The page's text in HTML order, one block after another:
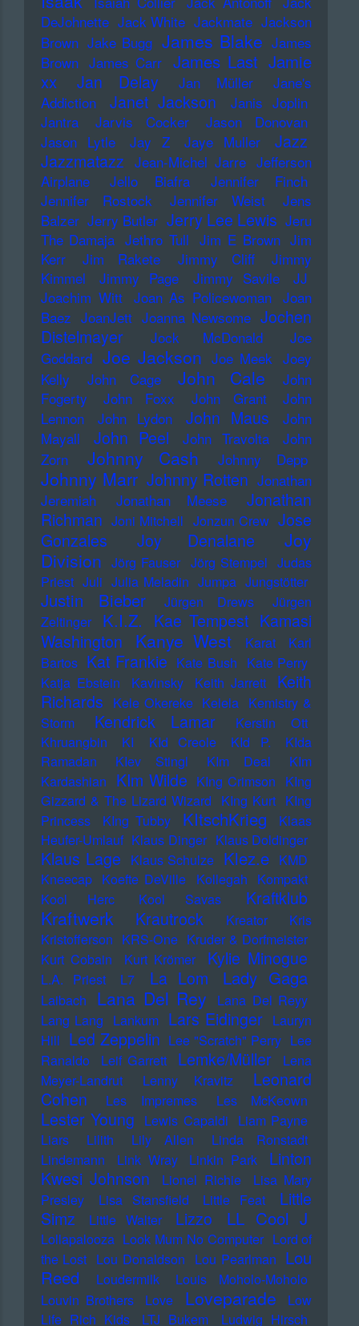
DeJohnette Jack White Jackmate Jackson
Brown Jake Bugg James Blake James
Brown James Carr James Last Jamie
xx
Jan Delay Jan Müller
Jane's
Addiction
Janet Jackson
Janis Joplin
Jantra
Jarvis Cocker
Jason Donovan
Jason Lytle
Jay Z Jaye Muller
Jazz
Jazzmatazz Jean-Michel Jarre Jefferson
Airplane
Jello Biafra
Jennifer Finch
Jennifer Rostock
Jennifer Weist
Jens
Balzer Jerry Butler Jerry Lee Lewis Jeru
The Damaja Jethro Tull Jim E Brown Jim
Kerr
Jim Rakete Jimmy Cliff
Jimmy
Kimmel
Jimmy Page Jimmy Savile
JJ
Joachim Witt Joan As Policewoman Joan
Baez JoanJett Joanna Newsome Jochen
Distelmayer
Jock McDonald
Joe
Goddard Joe Jackson Joe Meek Joey
Kelly
John Cage John Cale
John
Fogerty
John Foxx John Grant
John
Lennon
John Lydon John Maus
John
Mayall
John Peel John Travolta
John
Zorn
Johnny Cash Johnny Depp
Johnny Marr Johnny Rotten Jonathan
Jeremiah
Jonathan Meese
Jonathan
Richman Joni Mitchell Jonzun Crew Jose
Gonzales
Joy Denalane
Joy
Division Jörg Fauser Jörg Stempel Judas
Priest Juli Julia Meladin Jumpa Jungstötter
Justin Bieber Jürgen Drews
Jürgen
Zeltinger
K.I.Z. Kae Tempest Kamasi
Washington
Kanye West Karat
Karl
Bartos Kat Frankie Kate Bush Kate Perry
Katja Ebstein
Kavinsky Keith Jarrett
Keith
Richards Kele Okereke Kelela Kemistry &
Storm
Kendrick Lamar
Kerstin Ott
Khruangbin
KI KId Creole KId P.
KIda
Ramadan
KIev Stingl KIm Deal
KIm
Kardashian KIm Wilde KIng Crimson KIng
Gizzard & The Lizard Wizard KIng Kurt KIng
Princess
KIng Tubby KItschKrieg
Klaas
Heufer-Umlauf Klaus Dinger Klaus Doldinger
Klaus Lage Klaus Schulze Klez.e KMD
Kneecap Koefte DeVille Kollegah Kompakt
Kool Herc
Kool Savas Kraftklub
Kraftwerk Krautrock Kreator
Kris
Kristofferson KRS-One Kruder & Dorfmeister
Kurt Cobain
Kurt Krömer Kylie Minogue
L.A. Priest L7 La Lom Lady Gaga
Laibach Lana Del Rey
Lana Del Reyy
Lang Lang Lankum Lars Eidinger Lauryn
Hill Led Zeppelin Lee "Scratch" Perry Lee
Ranaldo
Leif Garrett Lemke/Müller
Lena
Meyer-Landrut
Lenny Kravitz
Leonard
Cohen
Les Impremes Les McKeown
Lester Young Lewis Capaldi Liam Payne
Liars
Lilith Lily Allen
Linda Ronstadt
Lindemann
Link Wray Linkin Park
Linton
Kwesi Johnson
Lionel Richie
Lisa Mary
Presley
Lisa Stansfield Little Feat
Little
Simz
Little Walter Lizzo LL Cool J
Lollapalooza Look Mum No Computer Lord of
the Lost Lou Donaldson Lou Pearlman Lou
Reed
Loudermilk
Louis Moholo-Moholo
Louvin Brothers
Love Loveparade
Low
Life Rich Kids
LTJ Bukem Ludwig Hirsch